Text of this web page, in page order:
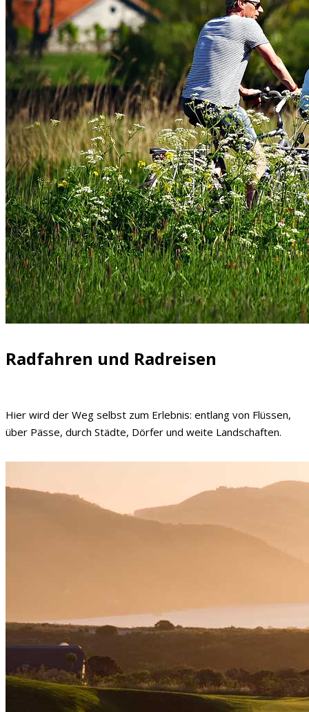
Radfahren und Radreisen
Hier wird der Weg selbst zum Erlebnis: entlang von Flüssen,
über Pässe, durch Städte, Dörfer und weite Landschaften.